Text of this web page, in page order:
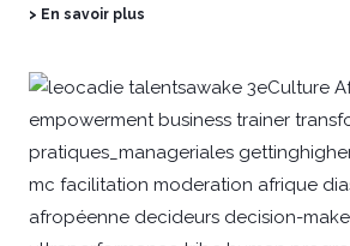
> En savoir plus